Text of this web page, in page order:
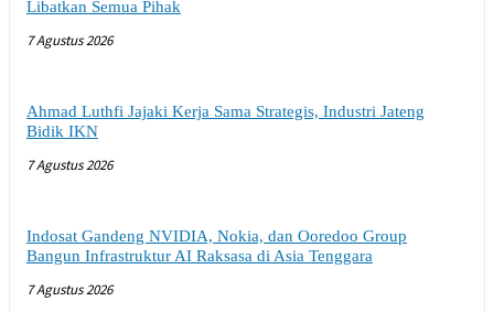
Libatkan Semua Pihak
7 Agustus 2026
Ahmad Luthfi Jajaki Kerja Sama Strategis, Industri Jateng
Bidik IKN
7 Agustus 2026
Indosat Gandeng NVIDIA, Nokia, dan Ooredoo Group
Bangun Infrastruktur AI Raksasa di Asia Tenggara
7 Agustus 2026